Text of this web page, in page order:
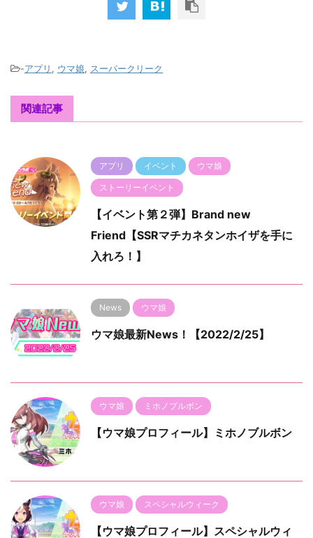
-アプリ , ウマ娘, スーパークリーク
関連記事
アプリ イベント ウマ娘
ストーリーイベント
【イベント第２弾】Brand new
Friend【SSRマチカネタンホイザを手に
入れろ！】
News ウマ娘
ウマ娘最新News！【2022/2/25】
ウマ娘 ミホノブルボン
【ウマ娘プロフィール】ミホノブルボン
ウマ娘 スペシャルウィーク
【ウマ娘プロフィール】スペシャルウィ